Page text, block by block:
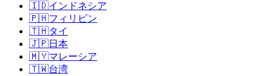
🇮🇩インドネシア
🇵🇭フィリピン
🇹🇭タイ
🇯🇵日本
🇲🇾マレーシア
🇹🇼台湾